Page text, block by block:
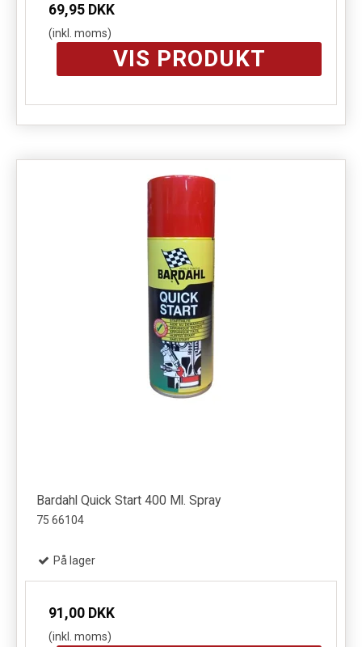
69,95 DKK
(inkl. moms)
VIS PRODUKT
Bardahl Quick Start 400 Ml. Spray
75 66104
På lager
91,00 DKK
(inkl. moms)